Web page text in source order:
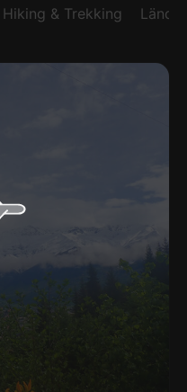
Hiking & Trekking Länder